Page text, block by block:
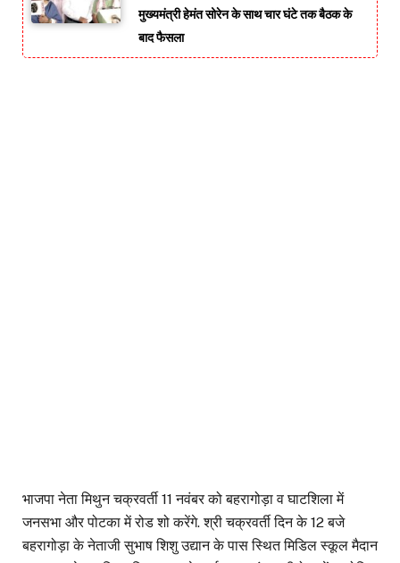
मुख्यमंत्री हेमंत सोरेन के साथ चार घंटे तक बैठक के
बाद फैसला
भाजपा नेता मिथुन चक्रवर्ती 11 नवंबर को बहरागोड़ा व घाटशिला में
जनसभा और पोटका में रोड शो करेंगे. श्री चक्रवर्ती दिन के 12 बजे
बहरागोड़ा के नेताजी सुभाष शिशु उद्यान के पास स्थित मिडिल स्कूल मैदान